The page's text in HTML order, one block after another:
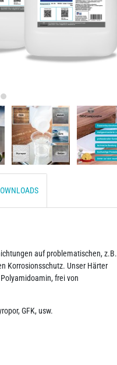
auf problematischen, z.B.
Korrosionsschutz. Unser Härter
frei von
GFK, usw.